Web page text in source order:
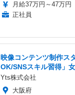
月給37万円～47万円
正社員
映像コンテンツ制作ス
OK/SNSスキル習得」
Yts株式会社
大阪府